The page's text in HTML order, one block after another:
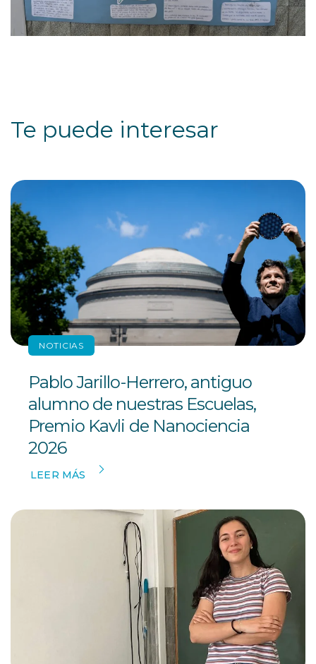
Te puede interesar
NOTICIAS
Pablo Jarillo-Herrero, antiguo
alumno de nuestras Escuelas,
Premio Kavli de Nanociencia
2026
LEER MÁS